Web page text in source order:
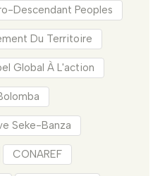
Descendant Peoples
Du Territoire
Global À L'action
Seke-Banza
CONAREF